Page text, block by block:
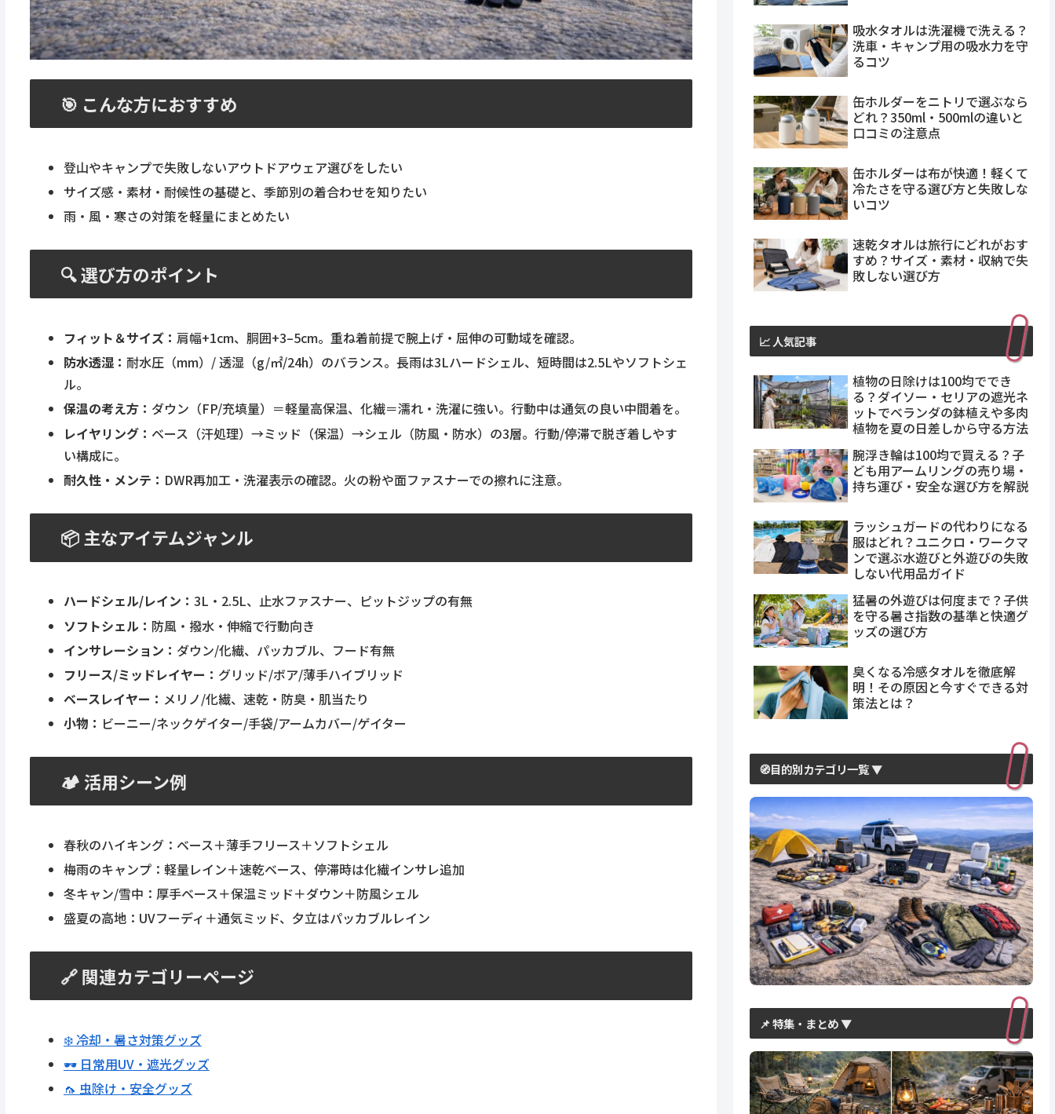
🎯 こんな方におすすめ
登山やキャンプで失敗しないアウトドアウェア選びをしたい
サイズ感・素材・耐候性の基礎と、季節別の着合わせを知りたい
雨・風・寒さの対策を軽量にまとめたい
🔍 選び方のポイント
フィット＆サイズ： 肩幅+1cm、胴囲+3–5cm。重ね着前提で腕上げ・屈伸の可動域を確認。
防水透湿： 耐水圧（mm）/ 透湿（g/㎡/24h）のバランス。長雨は3Lハードシェル、短時間は2.5Lやソフトシェ
ル。
保温の考え方： ダウン（FP/充填量）＝軽量高保温、化繊＝濡れ・洗濯に強い。行動中は通気の良い中間着を。
レイヤリング： ベース（汗処理）→ミッド（保温）→シェル（防風・防水）の3層。行動/停滞で脱ぎ着しやす
い構成に。
耐久性・メンテ： DWR再加工・洗濯表示の確認。火の粉や面ファスナーでの擦れに注意。
📦 主なアイテムジャンル
ハードシェル/レイン： 3L・2.5L、止水ファスナー、ピットジップの有無
ソフトシェル： 防風・撥水・伸縮で行動向き
インサレーション： ダウン/化繊、パッカブル、フード有無
フリース/ミッドレイヤー： グリッド/ボア/薄手ハイブリッド
ベースレイヤー： メリノ/化繊、速乾・防臭・肌当たり
小物： ビーニー/ネックゲイター/手袋/アームカバー/ゲイター
🏕️ 活用シーン例
春秋のハイキング：ベース＋薄手フリース＋ソフトシェル
梅雨のキャンプ：軽量レイン＋速乾ベース、停滞時は化繊インサレ追加
冬キャン/雪中：厚手ベース＋保温ミッド＋ダウン＋防風シェル
盛夏の高地：UVフーディ＋通気ミッド、夕立はパッカブルレイン
🔗 関連カテゴリーページ
❄️ 冷却・暑さ対策グッズ
🕶 日常用UV・遮光グッズ
🦟 虫除け・安全グッズ
吸水タオルは洗濯機で洗える？
洗車・キャンプ用の吸水力を守
るコツ
缶ホルダーをニトリで選ぶなら
どれ？350ml・500mlの違いと
口コミの注意点
缶ホルダーは布が快適！軽くて
冷たさを守る選び方と失敗しな
いコツ
速乾タオルは旅行にどれがおす
すめ？サイズ・素材・収納で失
敗しない選び方
📈 人気記事
植物の日除けは100均ででき
る？ダイソー・セリアの遮光ネ
ットでベランダの鉢植えや多肉
植物を夏の日差しから守る方法
腕浮き輪は100均で買える？子
ども用アームリングの売り場・
持ち運び・安全な選び方を解説
ラッシュガードの代わりになる
服はどれ？ユニクロ・ワークマ
ンで選ぶ水遊びと外遊びの失敗
しない代用品ガイド
猛暑の外遊びは何度まで？子供
を守る暑さ指数の基準と快適グ
ッズの選び方
臭くなる冷感タオルを徹底解
明！その原因と今すぐできる対
策法とは？
🧭目的別カテゴリ一覧 ▼
📌 特集・まとめ ▼